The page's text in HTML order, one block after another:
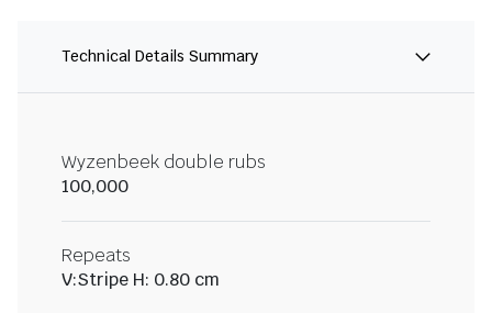
Technical Details Summary
Wyzenbeek double rubs
100,000
Repeats
V:Stripe H: 0.80 cm